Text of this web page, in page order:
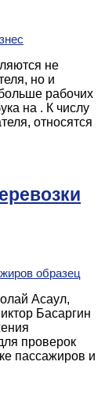
не
но и
рабочих
на . К числу
относятся
Асаул,
Басаргин
проверок
пассажиров и